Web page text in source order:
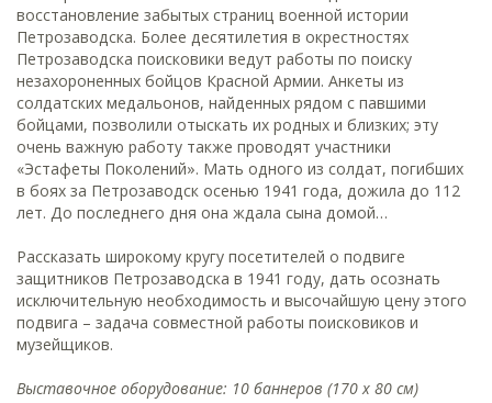
восстановление забытых страниц военной истории
Петрозаводска. Более десятилетия в окрестностях
Петрозаводска поисковики ведут работы по поиску
незахороненных бойцов Красной Армии. Анкеты из
солдатских медальонов, найденных рядом с павшими
бойцами, позволили отыскать их родных и близких; эту
очень важную работу также проводят участники
«Эстафеты Поколений». Мать одного из солдат, погибших
в боях за Петрозаводск осенью 1941 года, дожила до 112
лет. До последнего дня она ждала сына домой…
Рассказать широкому кругу посетителей о подвиге
защитников Петрозаводска в 1941 году, дать осознать
исключительную необходимость и высочайшую цену этого
подвига – задача совместной работы поисковиков и
музейщиков.
Выставочное оборудование: 10 баннеров (170 х 80 см)